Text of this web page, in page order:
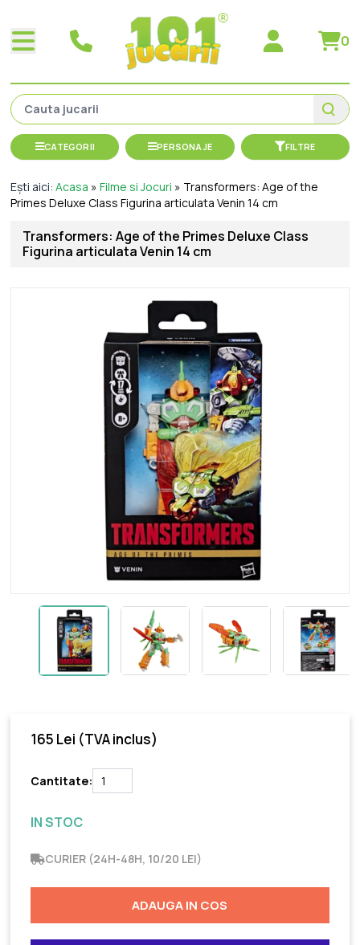
0
CATEGORII PERSONAJE FILTRE
Ești aici:Acasa »Filme si Jocuri » Transformers: Age of the
Primes Deluxe Class Figurina articulata Venin 14 cm
Transformers: Age of the Primes Deluxe Class
Figurina articulata Venin 14 cm
165 Lei (TVA inclus)
Cantitate:
IN STOC
CURIER (24H-48H, 10/20 LEI)
ADAUGA IN COS